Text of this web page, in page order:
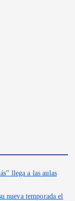
llega a las aulas
nueva temporada el